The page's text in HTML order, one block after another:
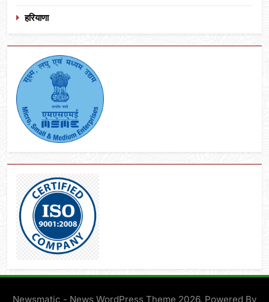
हरियाणा
Newsmatic - News WordPress Theme 2026. Powered By